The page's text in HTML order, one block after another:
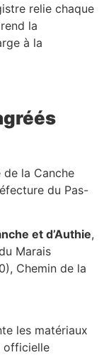
relie chaque
la
à la
de la Canche
du Pas-
et d’Authie,
Marais
Chemin de la
les matériaux
officielle